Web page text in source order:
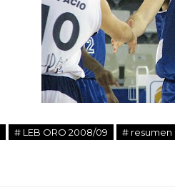
# LEB ORO 2008/09 # resumen